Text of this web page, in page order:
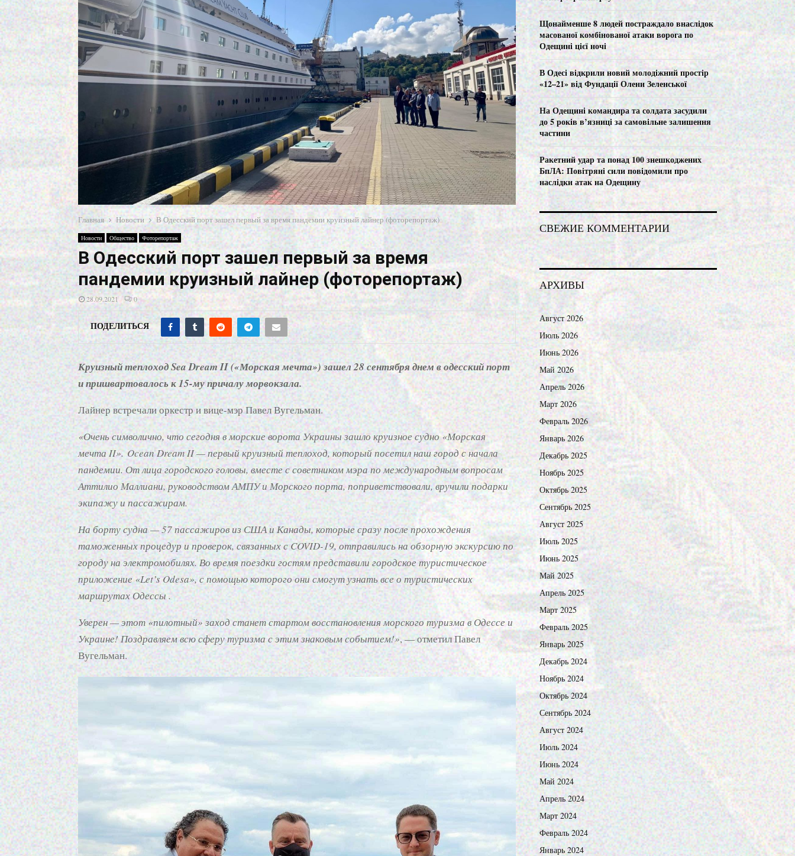
Главная Новости В Одесский порт зашел первый за время пандемии круизный лайнер (фоторепортаж)
Новости Общество Фоторепортаж
В Одесский порт зашел первый за время
пандемии круизный лайнер (фоторепортаж)
28.09.2021 0
ПОДЕЛИТЬСЯ
Круизный теплоход Sea Dream II («Морская мечта») зашел 28 сентября днем в одесский порт
и пришвартовалось к 15-му причалу морвокзала.
Лайнер встречали оркестр и вице-мэр Павел Вугельман.
«Очень символично, что сегодня в морские ворота Украины зашло круизное судно «Морская
мечта II».Ocean Dream II — первый круизный теплоход, который посетил наш город с начала
пандемии. От лица городского головы, вместе с советником мэра по международным вопросам
Аттилио Маллиани, руководством АМПУ и Морского порта, поприветствовали, вручили подарки
экипажу и пассажирам.
На борту судна — 57 пассажиров из США и Канады, которые сразу после прохождения
таможенных процедур и проверок, связанных с COVID-19, отправились на обзорную экскурсию по
городу на электромобилях. Во время поездки гостям представили городское туристическое
приложение «Let’s Odesa», с помощью которого они смогут узнать все о туристических
маршрутах Одессы .
Уверен — этот «пилотный» заход станет стартом восстановления морского туризма в Одессе и
Украине! Поздравляем всю сферу туризма с этим знаковым событием!», — отметил Павел
Вугельман.
C
H
Щонайменше 8 людей постраждало внаслідок
масованої комбінованої атаки ворога по
Одещині цієї ночі
В Одесі відкрили новий молодіжний простір
«12–21» від Фундації Олени Зеленської
На Одещині командира та солдата засудили
до 5 років в’язниці за самовільне залишення
частини
Ракетний удар та понад 100 знешкоджених
БпЛА: Повітряні сили повідомили про
наслідки атак на Одещину
СВЕЖИЕ КОММЕНТАРИИ
АРХИВЫ
Август 2026
Июль 2026
Июнь 2026
Май 2026
Апрель 2026
Март 2026
Февраль 2026
Январь 2026
Декабрь 2025
Ноябрь 2025
Октябрь 2025
Сентябрь 2025
Август 2025
Июль 2025
Июнь 2025
Май 2025
Апрель 2025
Март 2025
Февраль 2025
Январь 2025
Декабрь 2024
Ноябрь 2024
Октябрь 2024
Сентябрь 2024
Август 2024
Июль 2024
Июнь 2024
Май 2024
Апрель 2024
Март 2024
Февраль 2024
Январь 2024